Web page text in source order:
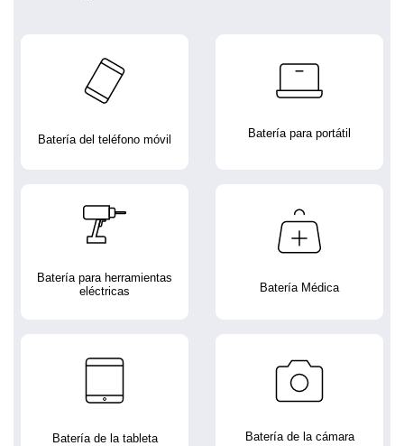
Batería del teléfono móvil Batería para portátil
Batería para herramientas
eléctricas
Batería Médica
Batería de la tableta Batería de la cámara